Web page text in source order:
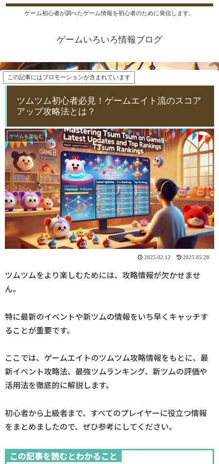
ゲーム初心者が調べたゲーム情報を初心者のために発信します。
ゲームいろいろ情報ブログ
この記事にはプロモーションが含まれています
ツムツム初心者必見！ゲームエイト流のスコア
アップ攻略法とは？
ゲームを楽しむ
2025.02.12 2025.05.28
ツムツムをより楽しむためには、攻略情報が欠かせませ
ん。
特に最新のイベントや新ツムの情報をいち早くキャッチす
ることが重要です。
ここでは、ゲームエイトのツムツム攻略情報をもとに、最
新イベント攻略法、最強ツムランキング、新ツムの評価や
活用法を徹底的に解説します。
初心者から上級者まで、すべてのプレイヤーに役立つ情報
をまとめましたので、ぜひ参考にしてください。
この記事を読むとわかること